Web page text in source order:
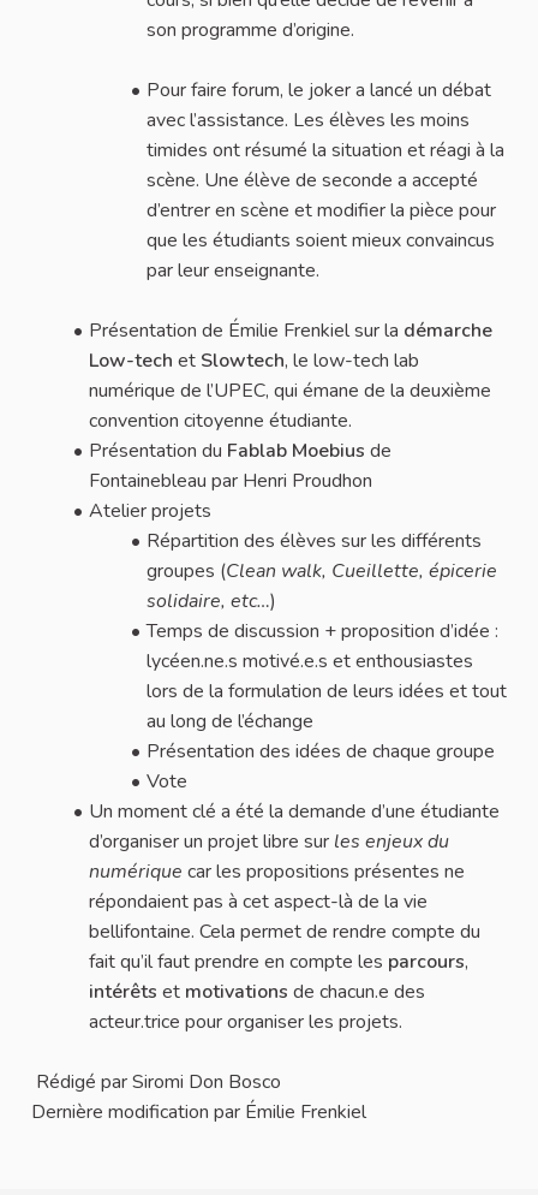
son programme d’origine.
Pour faire forum, le joker a lancé un débat
avec l’assistance. Les élèves les moins
timides ont résumé la situation et réagi à la
scène. Une élève de seconde a accepté
d’entrer en scène et modifier la pièce pour
que les étudiants soient mieux convaincus
par leur enseignante.
Présentation de Émilie Frenkiel sur la démarche
Low-tech et Slowtech, le low-tech lab
numérique de l’UPEC, qui émane de la deuxième
convention citoyenne étudiante.
Présentation du Fablab Moebius de
Fontainebleau par Henri Proudhon
Atelier projets
Répartition des élèves sur les différents
groupes (Clean walk, Cueillette, épicerie
solidaire, etc…)
Temps de discussion + proposition d’idée :
lycéen.ne.s motivé.e.s et enthousiastes
lors de la formulation de leurs idées et tout
au long de l’échange
Présentation des idées de chaque groupe
Vote
Un moment clé a été la demande d’une étudiante
d’organiser un projet libre sur les enjeux du
numérique car les propositions présentes ne
répondaient pas à cet aspect-là de la vie
bellifontaine. Cela permet de rendre compte du
fait qu’il faut prendre en compte les parcours,
intérêts et motivations de chacun.e des
acteur.trice pour organiser les projets.
Rédigé par Siromi Don Bosco
Dernière modification par Émilie Frenkiel